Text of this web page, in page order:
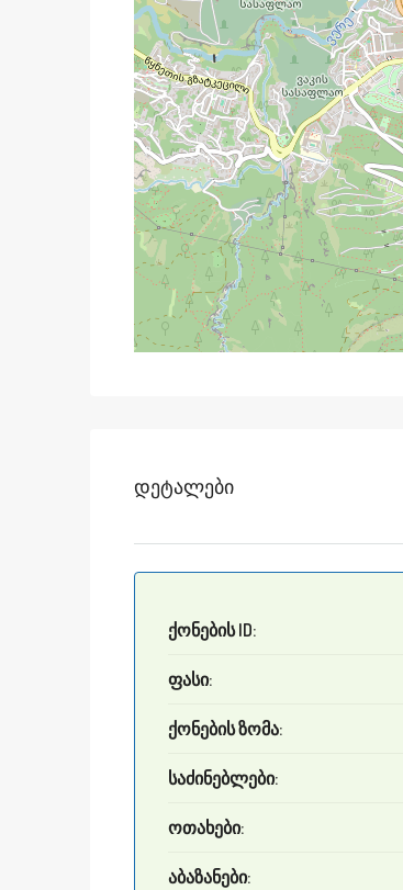
Დეტალები
ქონების ID:
ფასი:
ქონების ზომა:
საძინებლები:
ოთახები:
აბაზანები: